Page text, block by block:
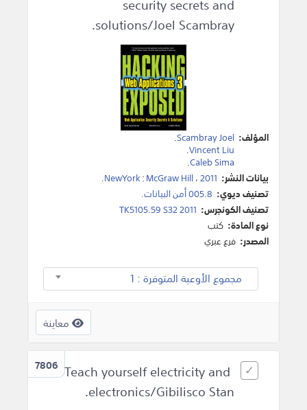
solutions/Joel Scambray.
المؤلف: Scambray Joel
.
Vincent Liu
.
Caleb Sima
.
بيانات النشر:
NewYork:McGraw Hill،2011
.
تصنيف ديوي: 005.8 أمن البيانات.
تصنيف الكونجرس: TK5105.59 S32 2011
نوع المادة: كتب
المصدر: فرع عبري
مجموع الأوعية المتوفرة : 1
معاينة
7806 Teach yourself electricity and
electronics/Gibilisco Stan.